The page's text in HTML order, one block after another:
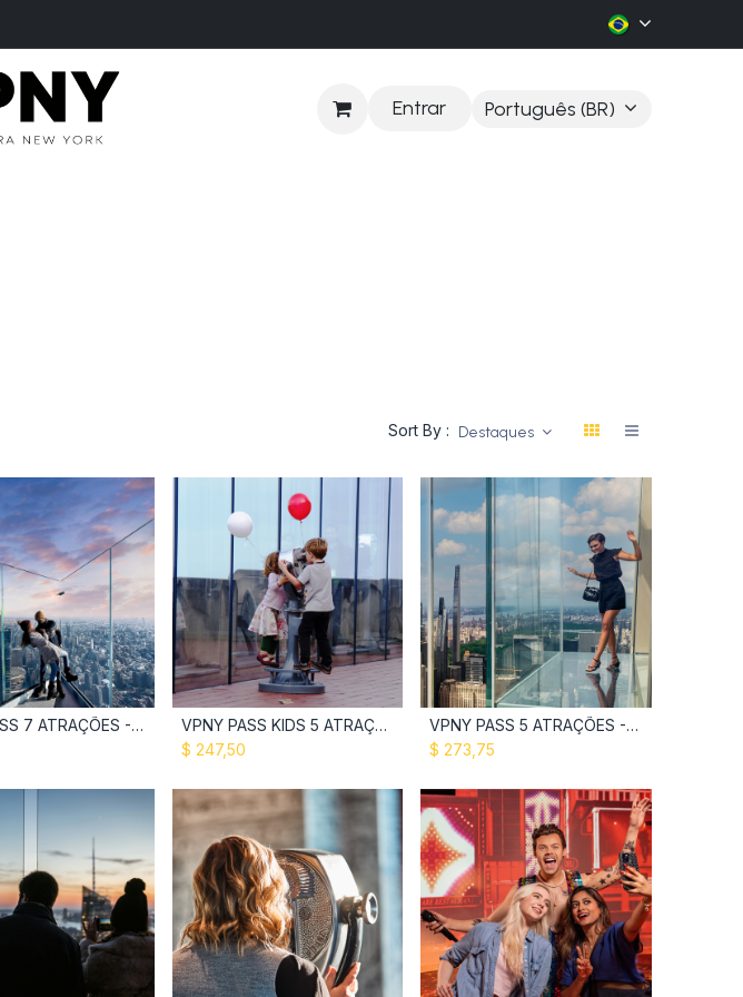
Entrar Português (BR)
Sort By : Destaques
Add to Cart
VPNY PASS 7 ATRAÇÕES - Adulto
Add to Cart
VPNY PASS KIDS 5 ATRAÇÕES
$247,50
Add to Cart
VPNY PASS 5 ATRAÇÕES - Adulto
$273,75